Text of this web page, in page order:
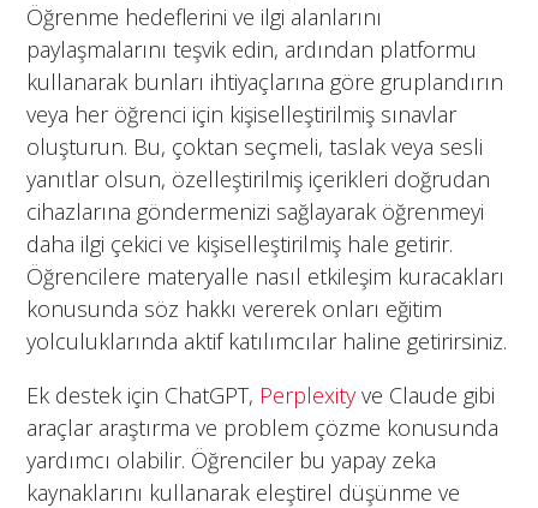
Öğrenme hedeflerini ve ilgi alanlarını
paylaşmalarını teşvik edin, ardından platformu
kullanarak bunları ihtiyaçlarına göre gruplandırın
veya her öğrenci için kişiselleştirilmiş sınavlar
oluşturun. Bu, çoktan seçmeli, taslak veya sesli
yanıtlar olsun, özelleştirilmiş içerikleri doğrudan
cihazlarına göndermenizi sağlayarak öğrenmeyi
daha ilgi çekici ve kişiselleştirilmiş hale getirir.
Öğrencilere materyalle nasıl etkileşim kuracakları
konusunda söz hakkı vererek onları eğitim
yolculuklarında aktif katılımcılar haline getirirsiniz.
Ek destek için ChatGPT, Perplexityve Claude gibi
araçlar araştırma ve problem çözme konusunda
yardımcı olabilir. Öğrenciler bu yapay zeka
kaynaklarını kullanarak eleştirel düşünme ve